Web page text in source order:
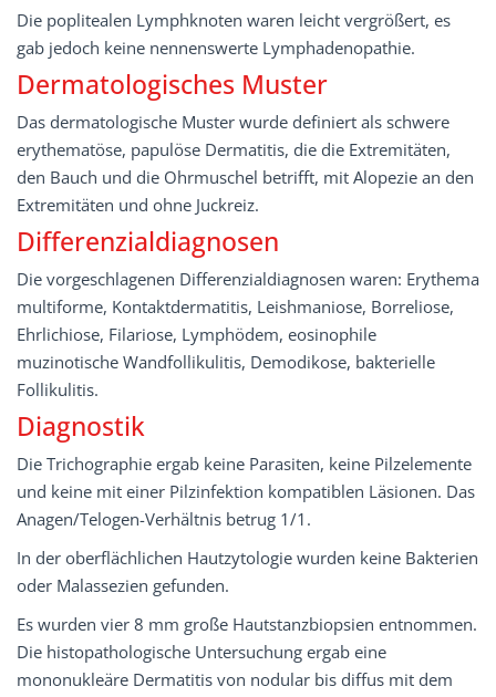
Die poplitealen Lymphknoten waren leicht vergrößert, es
gab jedoch keine nennenswerte Lymphadenopathie.
Dermatologisches Muster
Das dermatologische Muster wurde definiert als schwere
erythematöse, papulöse Dermatitis, die die Extremitäten,
den Bauch und die Ohrmuschel betrifft, mit Alopezie an den
Extremitäten und ohne Juckreiz.
Differenzialdiagnosen
Die vorgeschlagenen Differenzialdiagnosen waren: Erythema
multiforme, Kontaktdermatitis, Leishmaniose, Borreliose,
Ehrlichiose, Filariose, Lymphödem, eosinophile
muzinotische Wandfollikulitis, Demodikose, bakterielle
Follikulitis.
Diagnostik
Die Trichographie ergab keine Parasiten, keine Pilzelemente
und keine mit einer Pilzinfektion kompatiblen Läsionen. Das
Anagen/Telogen-Verhältnis betrug 1/1.
In der oberflächlichen Hautzytologie wurden keine Bakterien
oder Malassezien gefunden.
Es wurden vier 8 mm große Hautstanzbiopsien entnommen.
Die histopathologische Untersuchung ergab eine
mononukleäre Dermatitis von nodular bis diffus mit dem